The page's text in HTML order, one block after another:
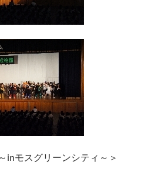
モスグリーンシティ～＞